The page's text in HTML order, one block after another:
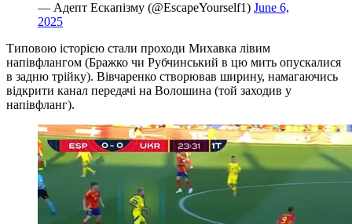
— Адепт Ескапізму (@EscapeYourself1) June 6,
2025
Типовою історією стали проходи Михавка лівим
напівфлангом (Бражко чи Рубчинський в цю мить опускалися
в задню трійку). Вівчаренко створював ширину, намагаючись
відкрити канал передачі на Волошина (той заходив у
напівфланг).